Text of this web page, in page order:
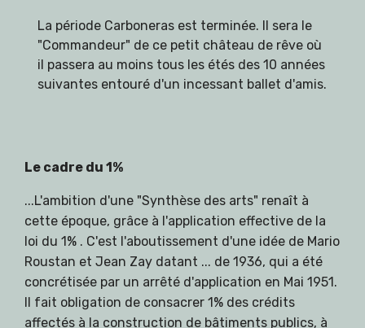
La période Carboneras est terminée. Il sera le
"Commandeur" de ce petit château de rêve où
il passera au moins tous les étés des 10 années
suivantes entouré d'un incessant ballet d'amis.
Le cadre du 1%
...L'ambition d'une "Synthèse des arts" renaît à
cette époque, grâce à l'application effective de la
loi du 1% . C'est l'aboutissement d'une idée de Mario
Roustan et Jean Zay datant ... de 1936, qui a été
concrétisée par un arrêté d'application en Mai 1951.
Il fait obligation de consacrer 1% des crédits
affectés à la construction de bâtiments publics, à